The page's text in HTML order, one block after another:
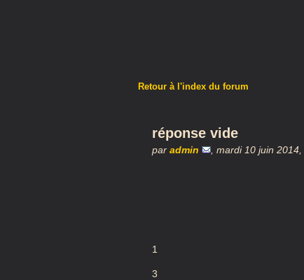
Retour à l'index du forum
réponse vide
par admin mardi 10 juin
1
3